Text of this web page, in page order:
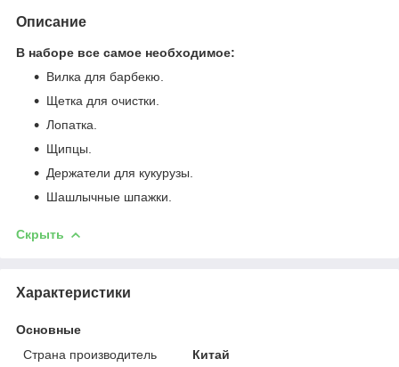
Описание
В наборе все самое необходимое:
Вилка для барбекю.
Щетка для очистки.
Лопатка.
Щипцы.
Держатели для кукурузы.
Шашлычные шпажки.
Скрыть
Характеристики
Основные
Страна производитель
Китай